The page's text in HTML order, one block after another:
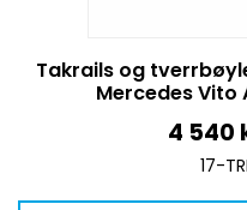
Takrails og
Mercedes Vito
4 540
17-